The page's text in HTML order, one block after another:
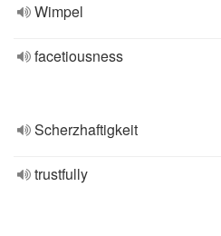
Wimpel
facetiousness
Scherzhaftigkeit
trustfully